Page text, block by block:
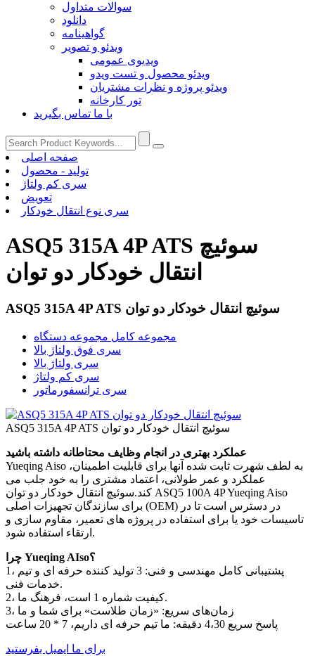
سوالات متداول
دانلود
گواهینامه
ویدئو و تصویر
ویدیوی عمومی
ویدئو محصول و تست ویدو
ویدئو پروژه و نظرات مشتریان
تور کارخانه
با ما تماس بگیرید
صفحه اصلی
تولید - محصول
سری کم ولتاژ
تعویض
سری نوع انتقال خودکار
ASQ5 315A 4P ATS سوئیچ
انتقال خودکار دو توان
ASQ5 315A 4P ATS سوئیچ انتقال خودکار دو توان
مجموعه کامل مجموعه دستگاه
سری فوق ولتاژ بالا
سری ولتاژ بالا
سری کم ولتاژ
سری ترانسفورماتور
ASQ5 315A 4P ATS سوئیچ انتقال خودکار دو توان
عملکرد بهتری در انجام وظایف محتاطانه داشته باشید
Yueqing Aiso به لطف شهرت ثابت شده آنها برای قابلیت اطمینان،
عملکرد و عمر طولانی، اعتماد مشتری را به خود جلب می
کند.سوئیچ انتقال خودکار دو توان ASQ5 100A 4P Yueqing Aiso
برای سازندگان تجهیزات اصلی (OEM) در دسترس است تا در
تاسیسات خود یا برای استفاده در پروژه های تعمیر، مقاوم سازی و
ارتقاء استفاده شود.
چرا Yueqing AIso؟
1، پشتیبانی کامل مهندسی و فنی: 3 تولید کننده حرفه ای و تیم
خدمات فنی.
2، کیفیت شماره 1 است، فرهنگ ما.
3، زمان‌های سریع: «زمان طلاست» برای شما و ما
پاسخ سریع 4،30 دقیقه: ما تیم حرفه ای داریم، 7 * 20 ساعت
برای ما ایمیل بفرستید